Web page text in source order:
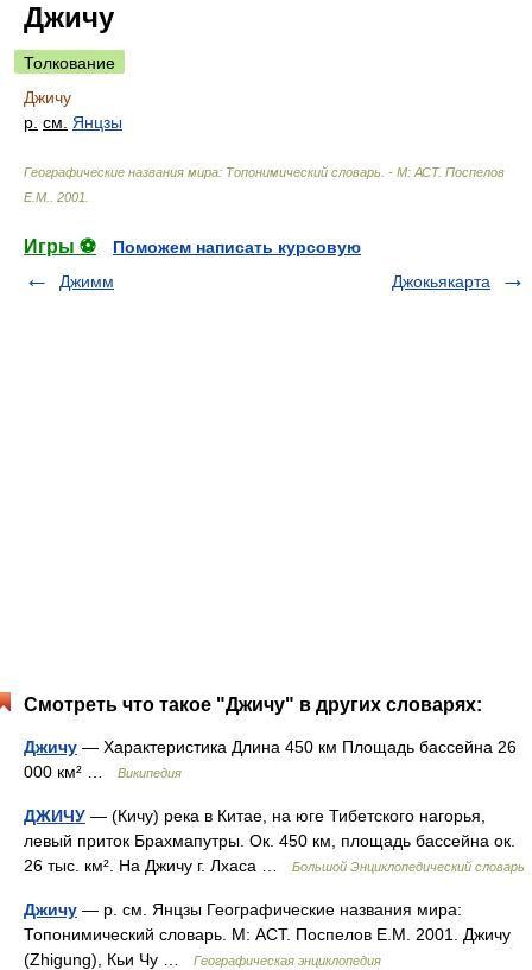
Джичу
Толкование
Джичу
р. см. Янцзы
Географические названия мира: Топонимический словарь. - М: АСТ. Поспелов
Е.М.
2001
Игры ⚽
Поможем написать курсовую
Джимм
Джокьякарта
Смотреть что такое "Джичу" в других словарях:
Джичу — Характеристика Длина 450 км Площадь бассейна 26
000 км² …
Википедия
ДЖИЧУ — (Кичу) река в Китае, на юге Тибетского нагорья,
левый приток Брахмапутры. Ок. 450 км, площадь бассейна ок.
26 тыс. км². На Джичу г. Лхаса …
Большой Энциклопедический словарь
Джичу — р. см. Янцзы Географические названия мира:
Топонимический словарь. М: АСТ. Поспелов Е.М. 2001. Джичу
(Zhigung), Кьи Чу …
Географическая энциклопедия